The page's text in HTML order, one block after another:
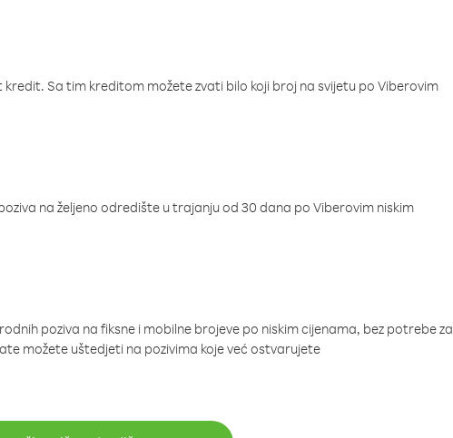
Sa tim kreditom možete zvati bilo koji broj na svijetu po Viberovim
na željeno odredište u trajanju od 30 dana po Viberovim niskim
poziva na fiksne i mobilne brojeve po niskim cijenama, bez potrebe za
možete uštedjeti na pozivima koje već ostvarujete